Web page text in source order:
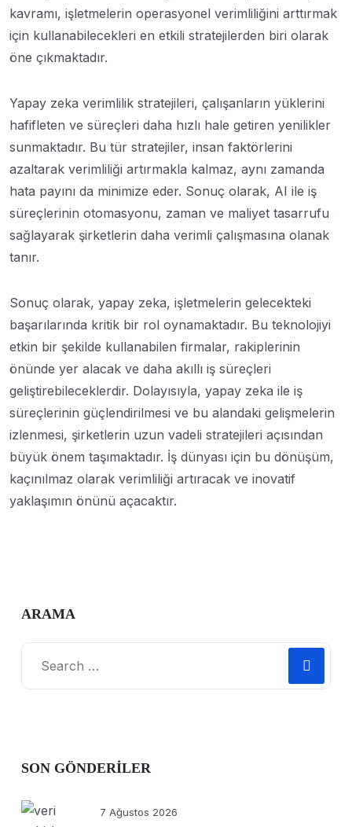
kavramı, işletmelerin operasyonel verimliliğini arttırmak
için kullanabilecekleri en etkili stratejilerden biri olarak
öne çıkmaktadır.
Yapay zeka verimlilik stratejileri, çalışanların yüklerini
hafifleten ve süreçleri daha hızlı hale getiren yenilikler
sunmaktadır. Bu tür stratejiler, insan faktörlerini
azaltarak verimliliği artırmakla kalmaz, aynı zamanda
hata payını da minimize eder. Sonuç olarak, AI ile iş
süreçlerinin otomasyonu, zaman ve maliyet tasarrufu
sağlayarak şirketlerin daha verimli çalışmasına olanak
tanır.
Sonuç olarak, yapay zeka, işletmelerin gelecekteki
başarılarında kritik bir rol oynamaktadır. Bu teknolojiyi
etkin bir şekilde kullanabilen firmalar, rakiplerinin
önünde yer alacak ve daha akıllı iş süreçleri
geliştirebileceklerdir. Dolayısıyla, yapay zeka ile iş
süreçlerinin güçlendirilmesi ve bu alandaki gelişmelerin
izlenmesi, şirketlerin uzun vadeli stratejileri açısından
büyük önem taşımaktadır. İş dünyası için bu dönüşüm,
kaçınılmaz olarak verimliliği artıracak ve inovatif
yaklaşımın önünü açacaktır.
ARAMA
SON GÖNDERILER
7 Ağustos 2026